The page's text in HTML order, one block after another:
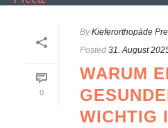
0
By Kieferorthopäde
Posted 31. August
WARUM
WICHTIG